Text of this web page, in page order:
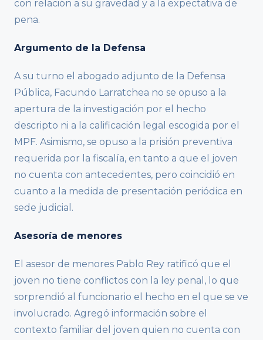
con relación a su gravedad y a la expectativa de
pena.
Argumento de la Defensa
A su turno el abogado adjunto de la Defensa
Pública, Facundo Larratchea no se opuso a la
apertura de la investigación por el hecho
descripto ni a la calificación legal escogida por el
MPF. Asimismo, se opuso a la prisión preventiva
requerida por la fiscalía, en tanto a que el joven
no cuenta con antecedentes, pero coincidió en
cuanto a la medida de presentación periódica en
sede judicial.
Asesoría de menores
El asesor de menores Pablo Rey ratificó que el
joven no tiene conflictos con la ley penal, lo que
sorprendió al funcionario el hecho en el que se ve
involucrado. Agregó información sobre el
contexto familiar del joven quien no cuenta con